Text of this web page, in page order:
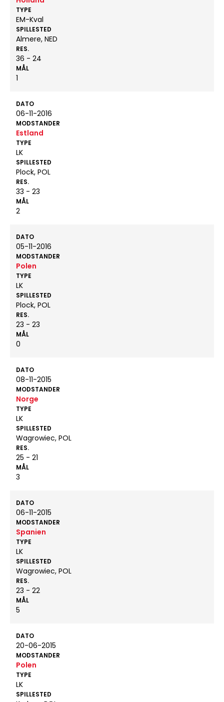
TYPE
EM-Kval
SPILLESTED
Almere, NED
RES.
36 - 24
MÅL
1
DATO
06-11-2016
MODSTANDER
Estland
TYPE
LK
SPILLESTED
Plock, POL
RES.
33 - 23
MÅL
2
DATO
05-11-2016
MODSTANDER
Polen
TYPE
LK
SPILLESTED
Plock, POL
RES.
23 - 23
MÅL
0
DATO
08-11-2015
MODSTANDER
Norge
TYPE
LK
SPILLESTED
Wagrowiec, POL
RES.
25 - 21
MÅL
3
DATO
06-11-2015
MODSTANDER
Spanien
TYPE
LK
SPILLESTED
Wagrowiec, POL
RES.
23 - 22
MÅL
5
DATO
20-06-2015
MODSTANDER
Polen
TYPE
LK
SPILLESTED